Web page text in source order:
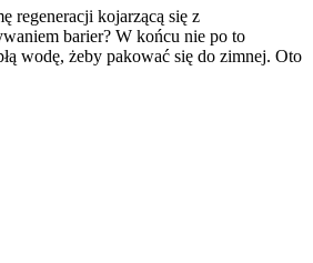
regeneracji kojarzącą się z
barier? W końcu nie po to
wodę, żeby pakować się do zimnej. Oto